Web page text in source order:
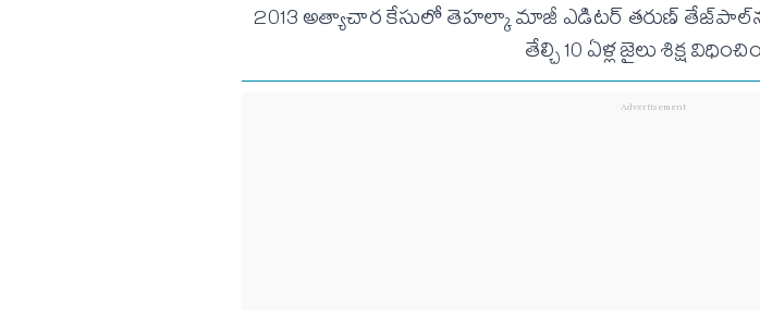
2013 అత్యాచార కేసులో తెహల్కా మాజీ ఎడిటర్ తరుణ్
తేల్చి 10 ఏళ్ల జైలు శిక్ష